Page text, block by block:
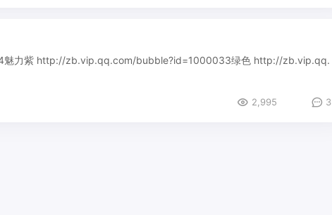
力紫 http://zb.vip.qq.com/bubble?id=1000033绿色 http://zb.vip.qq.
2,995 3